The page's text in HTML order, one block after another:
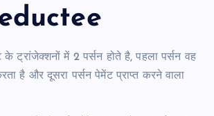
ट्रांजेक्शनों में 2 पर्सन होते है, पहला पर्सन वह
है और दूसरा पर्सन पेमेंट प्राप्त करने वाला